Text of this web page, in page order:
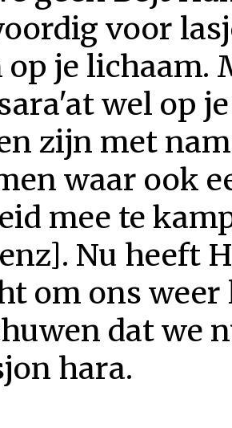
voor
je lichaam.
wel op
zijn met
waar ook
mee te
Nu heeft
om ons
dat we
hara.